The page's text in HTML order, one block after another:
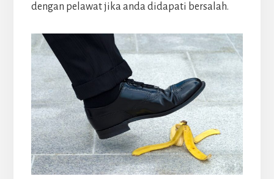
dengan pelawat jika anda didapati bersalah.